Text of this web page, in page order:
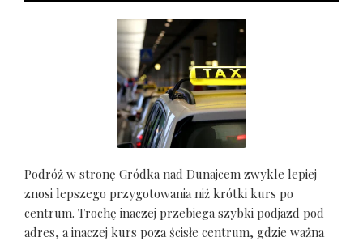
Podróż w stronę Gródka nad Dunajcem zwykle lepiej
znosi lepszego przygotowania niż krótki kurs po
centrum. Trochę inaczej przebiega szybki podjazd pod
adres, a inaczej kurs poza ścisłe centrum, gdzie ważna